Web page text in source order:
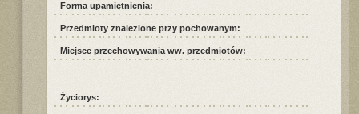
Forma upamiętnienia:
Przedmioty znalezione przy pochowanym:
Miejsce przechowywania ww. przedmiotów:
Życiorys: